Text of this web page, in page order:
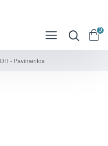
0
DH - Pavimentos